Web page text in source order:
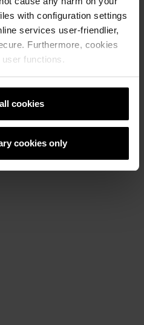
with configuration settings
services user-friendlier,
Furthermore, cookies
functions.
cookies
cookies only
ved våre
fordelinger:
25/25/25.